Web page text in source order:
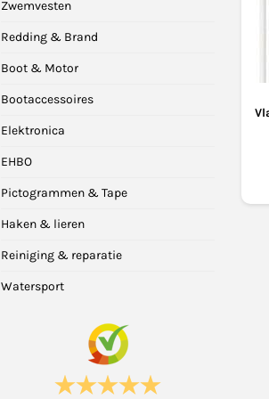
Zwemvesten
Redding & Brand
Boot & Motor
Bootaccessoires
Elektronica
EHBO
Pictogrammen & Tape
Haken & lieren
Reiniging & reparatie
Watersport